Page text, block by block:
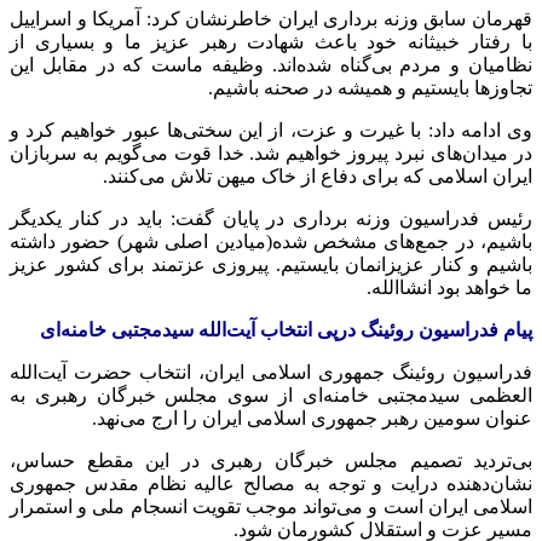
قهرمان سابق وزنه برداری ایران خاطرنشان کرد: آمریکا و اسراییل
با رفتار خبیثانه خود باعث شهادت رهبر عزیز ما و بسیاری از
نظامیان و مردم بی‌گناه شده‌اند. وظیفه ماست که در مقابل این
تجاوزها بایستیم و همیشه در صحنه باشیم.
وی ادامه داد: با غیرت و عزت، از این سختی‌ها عبور خواهیم کرد و
در میدان‌های نبرد پیروز خواهیم شد. خدا قوت می‌گویم به سربازان
ایران اسلامی که برای دفاع از خاک میهن تلاش می‌کنند.
رئیس فدراسیون وزنه برداری در پایان گفت: باید در کنار یکدیگر
باشیم، در جمع‌های مشخص شده(میادین اصلی شهر) حضور داشته
باشیم و کنار عزیزانمان بایستیم. پیروزی عزتمند برای کشور عزیز
ما خواهد بود انشاالله.
پیام فدراسیون روئینگ درپی انتخاب آیت‌الله سیدمجتبی خامنه‌ای
فدراسیون روئینگ جمهوری اسلامی ایران، انتخاب حضرت آیت‌الله
العظمی سیدمجتبی خامنه‌ای از سوی مجلس خبرگان رهبری به‌
عنوان سومین رهبر جمهوری اسلامی ایران را ارج می‌نهد.
بی‌تردید تصمیم مجلس خبرگان رهبری در این مقطع حساس،
نشان‌دهنده درایت و توجه به مصالح عالیه نظام مقدس جمهوری
اسلامی ایران است و می‌تواند موجب تقویت انسجام ملی و استمرار
مسیر عزت و استقلال کشورمان شود.